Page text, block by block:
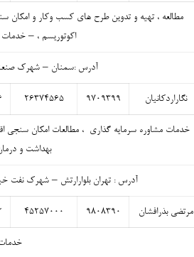
مطالعه ، تهیه و تدوین طرح های کسب وکار و امکان
اکوتوریسم ، –
آدرس :سمنان – شهرک صنعتی
نگاراردکانیان ۹۷۰۹۳۹۹ ۲۶۳۷۴۵۶۵
خدمات مشاوره سرمایه گذاری ، مطالعات امکان سنجی
بهداشت و
آدرس : تهران بلوارارتش – شهرک نفت خیابان خسرو – بن بست
مرتضی بذرافشان ۹۸۰۸۳۹۰ ۴۵۲۵۷۰۰۰
خدمات